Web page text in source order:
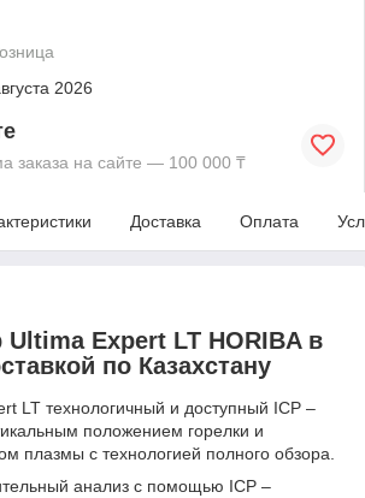
2026
заказа на сайте — 100 000 ₸
Доставка Оплата
Ultima Expert LT HORIBA в
по Казахстану
LT технологичный и доступный ICP –
положением горелки и
плазмы с технологией полного обзора.
анализ с помощью ICP –